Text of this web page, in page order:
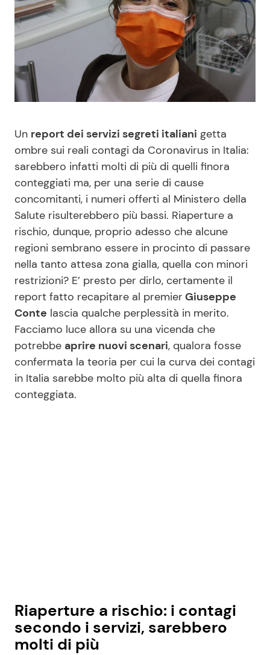
News Spettacolo
Benessere
Casa
Mondo Mamma
News benessere
Salute
Viaggi e Turismo
Festività
Cucina e Ricette
Consigli di Cucina
Le Ricette in TV
Primi Piatti
Ricette Facili e Veloci
Ricette Feste
Ricette per Bambini
Seguici
Un report dei servizi segreti italiani getta
ombre sui reali contagi da Coronavirus in Italia:
sarebbero infatti molti di più di quelli finora
conteggiati ma, per una serie di cause
concomitanti, i numeri offerti al Ministero della
Salute risulterebbero più bassi. Riaperture a
rischio, dunque, proprio adesso che alcune
regioni sembrano essere in procinto di passare
nella tanto attesa zona gialla, quella con minori
restrizioni? E’ presto per dirlo, certamente il
report fatto recapitare al premier Giuseppe
Conte lascia qualche perplessità in merito.
Facciamo luce allora su una vicenda che
potrebbe aprire nuovi scenari, qualora fosse
confermata la teoria per cui la curva dei contagi
in Italia sarebbe molto più alta di quella finora
conteggiata.
Riaperture a rischio: i contagi
secondo i servizi, sarebbero
molti di più